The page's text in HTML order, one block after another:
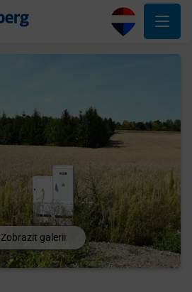
Zobrazit galerii